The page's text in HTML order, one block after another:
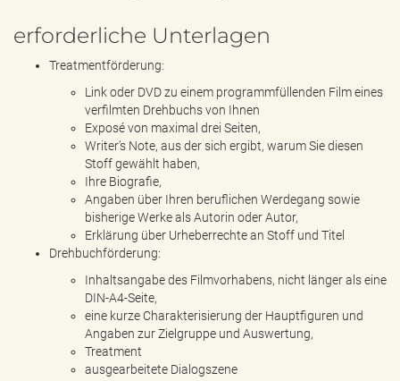
erforderliche Unterlagen
Treatmentförderung:
Link oder DVD zu einem programmfüllenden Film eines
verfilmten Drehbuchs von Ihnen
Exposé von maximal drei Seiten,
Writer’s Note, aus der sich ergibt, warum Sie diesen
Stoff gewählt haben,
Ihre Biografie,
Angaben über Ihren beruflichen Werdegang sowie
bisherige Werke als Autorin oder Autor,
Erklärung über Urheberrechte an Stoff und Titel
Drehbuchförderung:
Inhaltsangabe des Filmvorhabens, nicht länger als eine
DIN-A4-Seite,
eine kurze Charakterisierung der Hauptfiguren und
Angaben zur Zielgruppe und Auswertung,
Treatment
ausgearbeitete Dialogszene